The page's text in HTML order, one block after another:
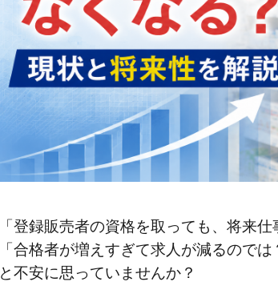
「登録販売者の資格を取っても、将来仕
「合格者が増えすぎて求人が減るのでは
と不安に思っていませんか？